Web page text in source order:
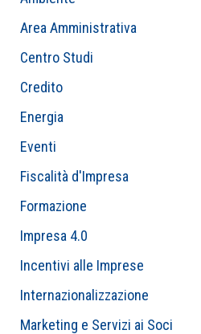
Area Amministrativa
Centro Studi
Credito
Energia
Eventi
Fiscalità d'Impresa
Formazione
Impresa 4.0
Incentivi alle Imprese
Internazionalizzazione
Marketing e Servizi ai Soci